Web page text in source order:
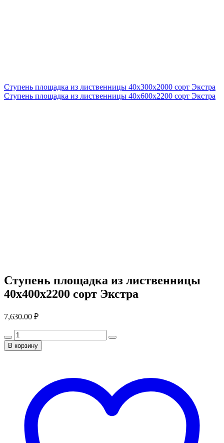
Ступень площадка из лиственницы 40x300x2000 сорт Экстра
Ступень площадка из лиственницы 40x600x2200 сорт Экстра
Ступень площадка из лиственницы
40x400x2200 сорт Экстра
7,630.00 ₽
В корзину